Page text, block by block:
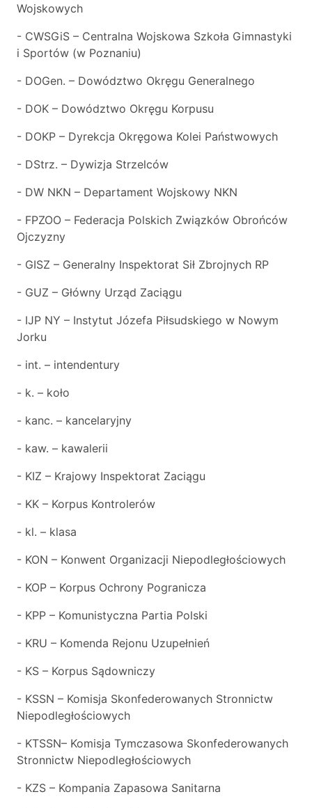
Wojskowych
- CWSGiS – Centralna Wojskowa Szkoła Gimnastyki
i Sportów (w Poznaniu)
- DOGen. – Dowództwo Okręgu Generalnego
- DOK – Dowództwo Okręgu Korpusu
- DOKP – Dyrekcja Okręgowa Kolei Państwowych
- DStrz. – Dywizja Strzelców
- DW NKN – Departament Wojskowy NKN
- FPZOO – Federacja Polskich Związków Obrońców
Ojczyzny
- GISZ – Generalny Inspektorat Sił Zbrojnych RP
- GUZ – Główny Urząd Zaciągu
- IJP NY – Instytut Józefa Piłsudskiego w Nowym
Jorku
- int. – intendentury
- k. – koło
- kanc. – kancelaryjny
- kaw. – kawalerii
- KIZ – Krajowy Inspektorat Zaciągu
- KK – Korpus Kontrolerów
- kl. – klasa
- KON – Konwent Organizacji Niepodległościowych
- KOP – Korpus Ochrony Pogranicza
- KPP – Komunistyczna Partia Polski
- KRU – Komenda Rejonu Uzupełnień
- KS – Korpus Sądowniczy
- KSSN – Komisja Skonfederowanych Stronnictw
Niepodległościowych
- KTSSN– Komisja Tymczasowa Skonfederowanych
Stronnictw Niepodległościowych
- KZS – Kompania Zapasowa Sanitarna